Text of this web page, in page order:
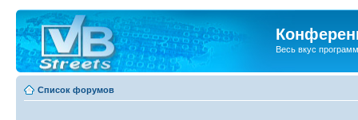
Весь вкус
Список форумов